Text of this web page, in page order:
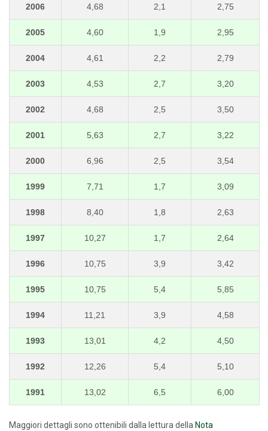
2006 4,68 2,1 2,75
2005 4,60 1,9 2,95
2004 4,61 2,2 2,79
2003 4,53 2,7 3,20
2002 4,68 2,5 3,50
2001 5,63 2,7 3,22
2000 6,96 2,5 3,54
1999 7,71 1,7 3,09
1998 8,40 1,8 2,63
1997 10,27 1,7 2,64
1996 10,75 3,9 3,42
1995 10,75 5,4 5,85
1994 11,21 3,9 4,58
1993 13,01 4,2 4,50
1992 12,26 5,4 5,10
1991 13,02 6,5 6,00
Maggiori dettagli sono ottenibili dalla lettura della Nota